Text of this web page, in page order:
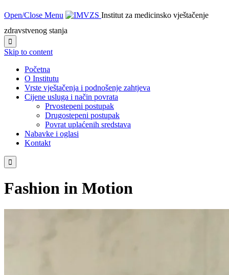
Open/Close Menu
Institut za medicinsko vještačenje
zdravstvenog stanja

Skip to content
Početna
O Institutu
Vrste vještačenja i podnošenje zahtjeva
Cijene usluga i način povrata
Prvostepeni postupak
Drugostepeni postupak
Povrat uplaćenih sredstava
Nabavke i oglasi
Kontakt

Fashion in Motion